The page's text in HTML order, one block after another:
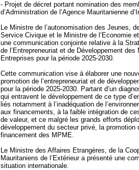
‐ Projet de décret portant nomination des
d’Administration de l’Agence Mauritanienne
Le Ministre de l’autonomisation des Jeunes,
Service Civique et le Ministre de l’Economie
une communication conjointe relative à la
de l’Entrepreneuriat et de Développement
Entreprises pour la période 2025-2030.
Cette communication vise à élaborer une
promotion de l’entrepreneuriat et de
pour la période 2025-2030. Partant d’un
qui entravent le développement de ce type
liés notamment à l’inadéquation de
aux financements, à la faible intégration de
de valeur, et ce malgré les grands efforts
développement du secteur privé, la promotion
financement des MPME.
Le Ministre des Affaires Etrangères, de la
Mauritaniens de l’Extérieur a présenté une
situation internationale.